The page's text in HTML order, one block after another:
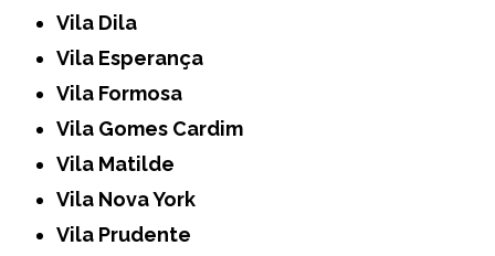
Vila Dila
Vila Esperança
Vila Formosa
Vila Gomes Cardim
Vila Matilde
Vila Nova York
Vila Prudente